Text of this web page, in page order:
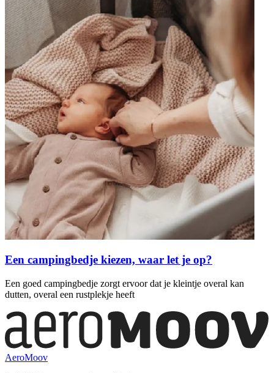
Een campingbedje kiezen, waar let je op?
Een goed campingbedje zorgt ervoor dat je kleintje overal kan
dutten, overal een rustplekje heeft
AeroMoov